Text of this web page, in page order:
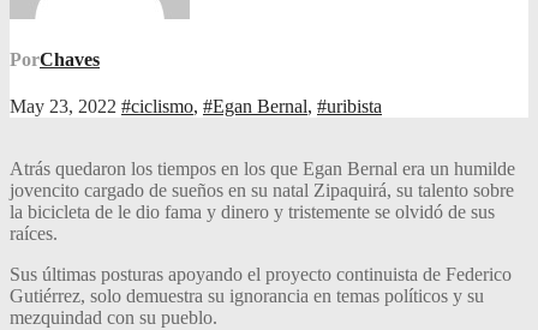
PorChaves
May 23, 2022 #ciclismo, #Egan Bernal, #uribista
Atrás quedaron los tiempos en los que Egan Bernal era un humilde
jovencito cargado de sueños en su natal Zipaquirá, su talento sobre
la bicicleta de le dio fama y dinero y tristemente se olvidó de sus
raíces.
Sus últimas posturas apoyando el proyecto continuista de Federico
Gutiérrez, solo demuestra su ignorancia en temas políticos y su
mezquindad con su pueblo.